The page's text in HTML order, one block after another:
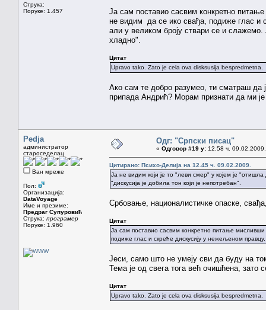
Струка:
Поруке: 1.457
Ја сам поставио сасвим конкретно
не видим да се ико свађа, подиже глас и
али у великом броју ствари се и
хладно".
Цитат
Upravo tako. Zato je cela ova disksusija bespredmetna.
Ако сам те добро разумео, ти сматраш да
припада Андрић? Морам признати да ми је
Pedja
администратор
староседелац
Ван мреже
Пол:
Организација:
DataVoyage
Име и презиме:
Предраг Супуровић
Струка: програмер
Поруке: 1.960
Одг: "Српски писац"
« Одговор #19 у: 12.58 ч.
Цитирано: Психо-Делија на 12.45 ч. 09.02.2009.
Ја не видим који је то "леви смер" у којем је
"дискусија је добила тон који је непотребан".
Србовање, националистичке опаске,
Цитат
Ја сам поставио сасвим конкретно питање
подиже глас и скреће дискусију у нежељеном правцу.
Јеси, само што не умеју сви да буду на
Тема је од свега тога већ очишћена, зато
Цитат
Upravo tako. Zato je cela ova disksusija bespredmetna.